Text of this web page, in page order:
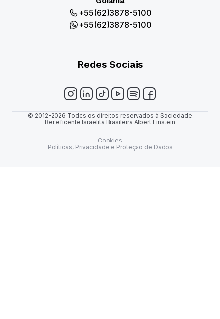
+55(62)3878-5100
+55(62)3878-5100
Redes Sociais
© 2012-2026 Todos os direitos reservados à Sociedade
Beneficente Israelita Brasileira Albert Einstein
Cookies
Políticas, Privacidade e Proteção de Dados